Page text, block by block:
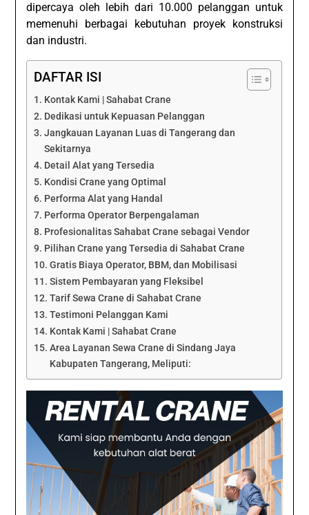
dipercaya oleh lebih dari 10.000 pelanggan untuk
memenuhi berbagai kebutuhan proyek konstruksi
dan industri.
DAFTAR ISI
Kontak Kami | Sahabat Crane
Dedikasi untuk Kepuasan Pelanggan
Jangkauan Layanan Luas di Tangerang dan
Sekitarnya
Detail Alat yang Tersedia
Kondisi Crane yang Optimal
Performa Alat yang Handal
Performa Operator Berpengalaman
Profesionalitas Sahabat Crane sebagai Vendor
Pilihan Crane yang Tersedia di Sahabat Crane
Gratis Biaya Operator, BBM, dan Mobilisasi
Sistem Pembayaran yang Fleksibel
Tarif Sewa Crane di Sahabat Crane
Testimoni Pelanggan Kami
Kontak Kami | Sahabat Crane
Area Layanan Sewa Crane di Sindang Jaya
Kabupaten Tangerang, Meliputi: